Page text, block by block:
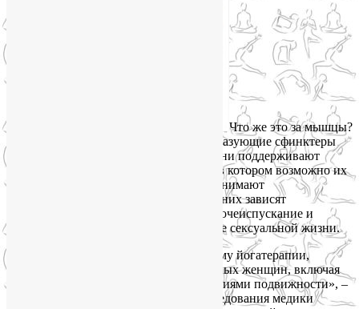
Что же это за мышцы?
Их достаточно много. Это мышцы, образующие сфинктеры
уретры, ануса и входа во влагалище. Они поддерживают
органы малого таза в том положении, в котором возможно их
здоровое функционирование. Они принимают
непосредственное участие в родах. От них зависят
выделительные функции организма (мочеиспускание и
дефекация). Я уже не говорю о качестве сексуальной жизни.
«Мы специально разработали программу йогатерапии,
которая была бы безопасной для пожилых женщин, включая
женщин с незначительными ограничениями подвижности», –
говорит доктор Хуан. В процессе исследования медики